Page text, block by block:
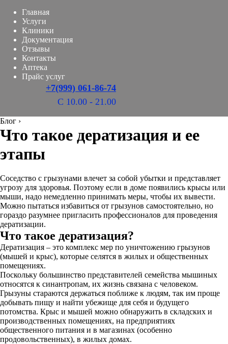
Главная
Услуги
Клиники
Документация
Отзывы
Контакты
Аптека
Прайс услуг
+7(999) 061-86-74
С 10.00 - 21.00
Блог ›
Что такое дератизация и ее
этапы
Соседство с грызунами влечет за собой убытки и представляет
угрозу для здоровья. Поэтому если в доме появились крысы или
мыши, надо немедленно принимать меры, чтобы их вывести.
Можно пытаться избавиться от грызунов самостоятельно, но
гораздо разумнее пригласить профессионалов для проведения
дератизации.
Что такое дератизация?
Дератизация – это комплекс мер по уничтожению грызунов
(мышей и крыс), которые селятся в жилых и общественных
помещениях.
Поскольку большинство представителей семейства мышиных
относятся к синантропам, их жизнь связана с человеком.
Грызуны стараются держаться поближе к людям, так им проще
добывать пищу и найти убежище для себя и будущего
потомства. Крыс и мышей можно обнаружить в складских и
производственных помещениях, на предприятиях
общественного питания и в магазинах (особенно
продовольственных), в жилых домах.